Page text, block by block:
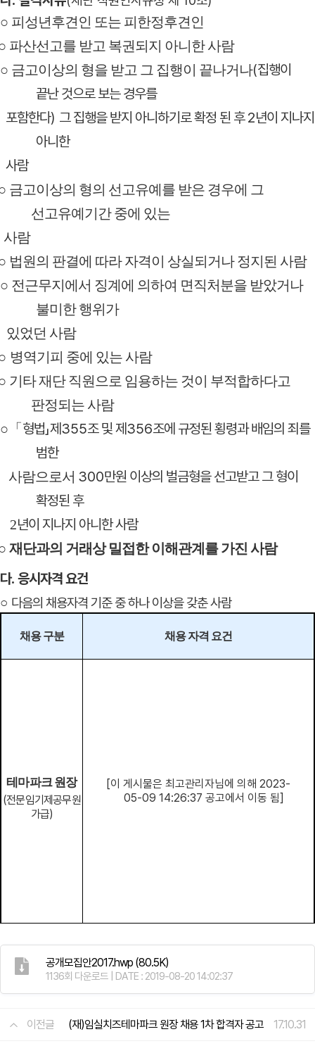
○ 피성년후견인 또는 피한정후견인
파산선고를 받고 복권되지 아니한 사람
○ 금고이상의 형을 받고 그 집행이 끝나거나(집행이
끝난 것으로 보는 경우를
포함한다) 그 집행을 받지 아니하기로 확정 된 후2년이 지나지
아니한
사람
금고이상의 형의 선고유예를 받은 경우에 그
선고유예기간 중에 있는
람
법원의 판결에 따라 자격이 상실되거나 정지된 사람
○ 전근무지에서 징계에 의하여 면직처분을 받았거나
불미한 행위가
었던 사람
병역기피 중에 있는 사람
기타 재단 직원으로 임용하는 것이 부적합하다고
판정되는 사람
○ 「 형법」제 355조 및 제 356조에 규정된 횡령과 배임의 죄를
범한
사람으로서 300만원 이상의 벌금형을 선고받고 그 형이
확정된 후
2년이 지나지 아니한 사람
재단과의 거래상 밀접한 이해관계를 가진 사람
다. 응시자격 요건
○ 다음의 채용자격 기준 중 하나 이상을 갖춘 사람
채용 구분 채용 자격 요건
테마파크 원장
(전문임기제공무원
가급)
[이 게시물은 최고관리자님에 의해 2023-
05-09 14:26:37 공고에서 이동 됨]
공개모집안2017.hwp (80.5K)
1136회 다운로드 | DATE : 2019-08-20 14:02:37
이전글 (재)임실치즈테마파크 원장 채용 1차 합격자 공고 17.10.31